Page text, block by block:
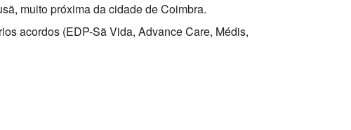
muito próxima da cidade de Coimbra.
acordos (EDP-Sã Vida, Advance Care, Médis,